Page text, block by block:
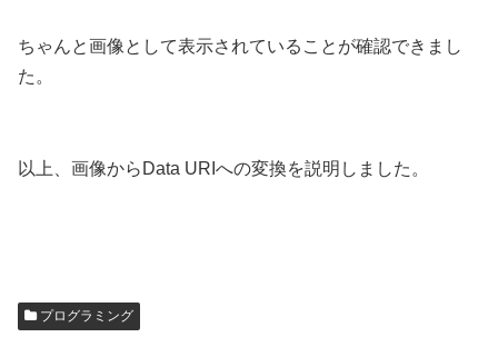
ちゃんと画像として表示されていることが確認できまし
た。
以上、画像からData URIへの変換を説明しました。
プログラミング